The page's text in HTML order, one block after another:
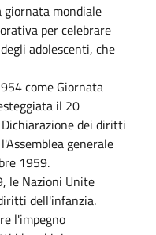
giornata mondiale
per celebrare
adolescenti, che
come Giornata
il 20
dei diritti
generale
1959.
le Nazioni Unite
dell'infanzia.
l'impegno